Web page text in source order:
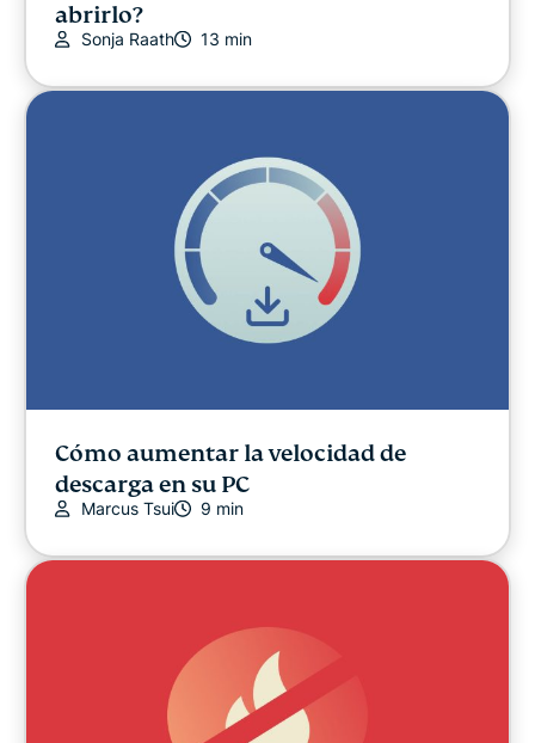
Otros
Video
Win stuff!
abrirlo?
Sonja Raath 13 min
Cómo aumentar la velocidad de
descarga en su PC
Marcus Tsui 9 min